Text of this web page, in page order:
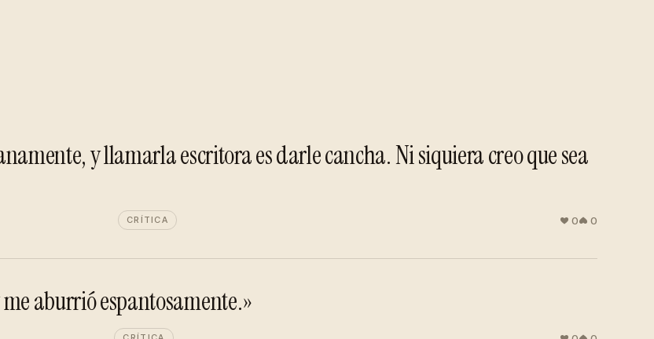
y llamarla escritora es darle cancha. Ni siquiera creo que sea
CRÍTICA 0 0
aburrió espantosamente.»